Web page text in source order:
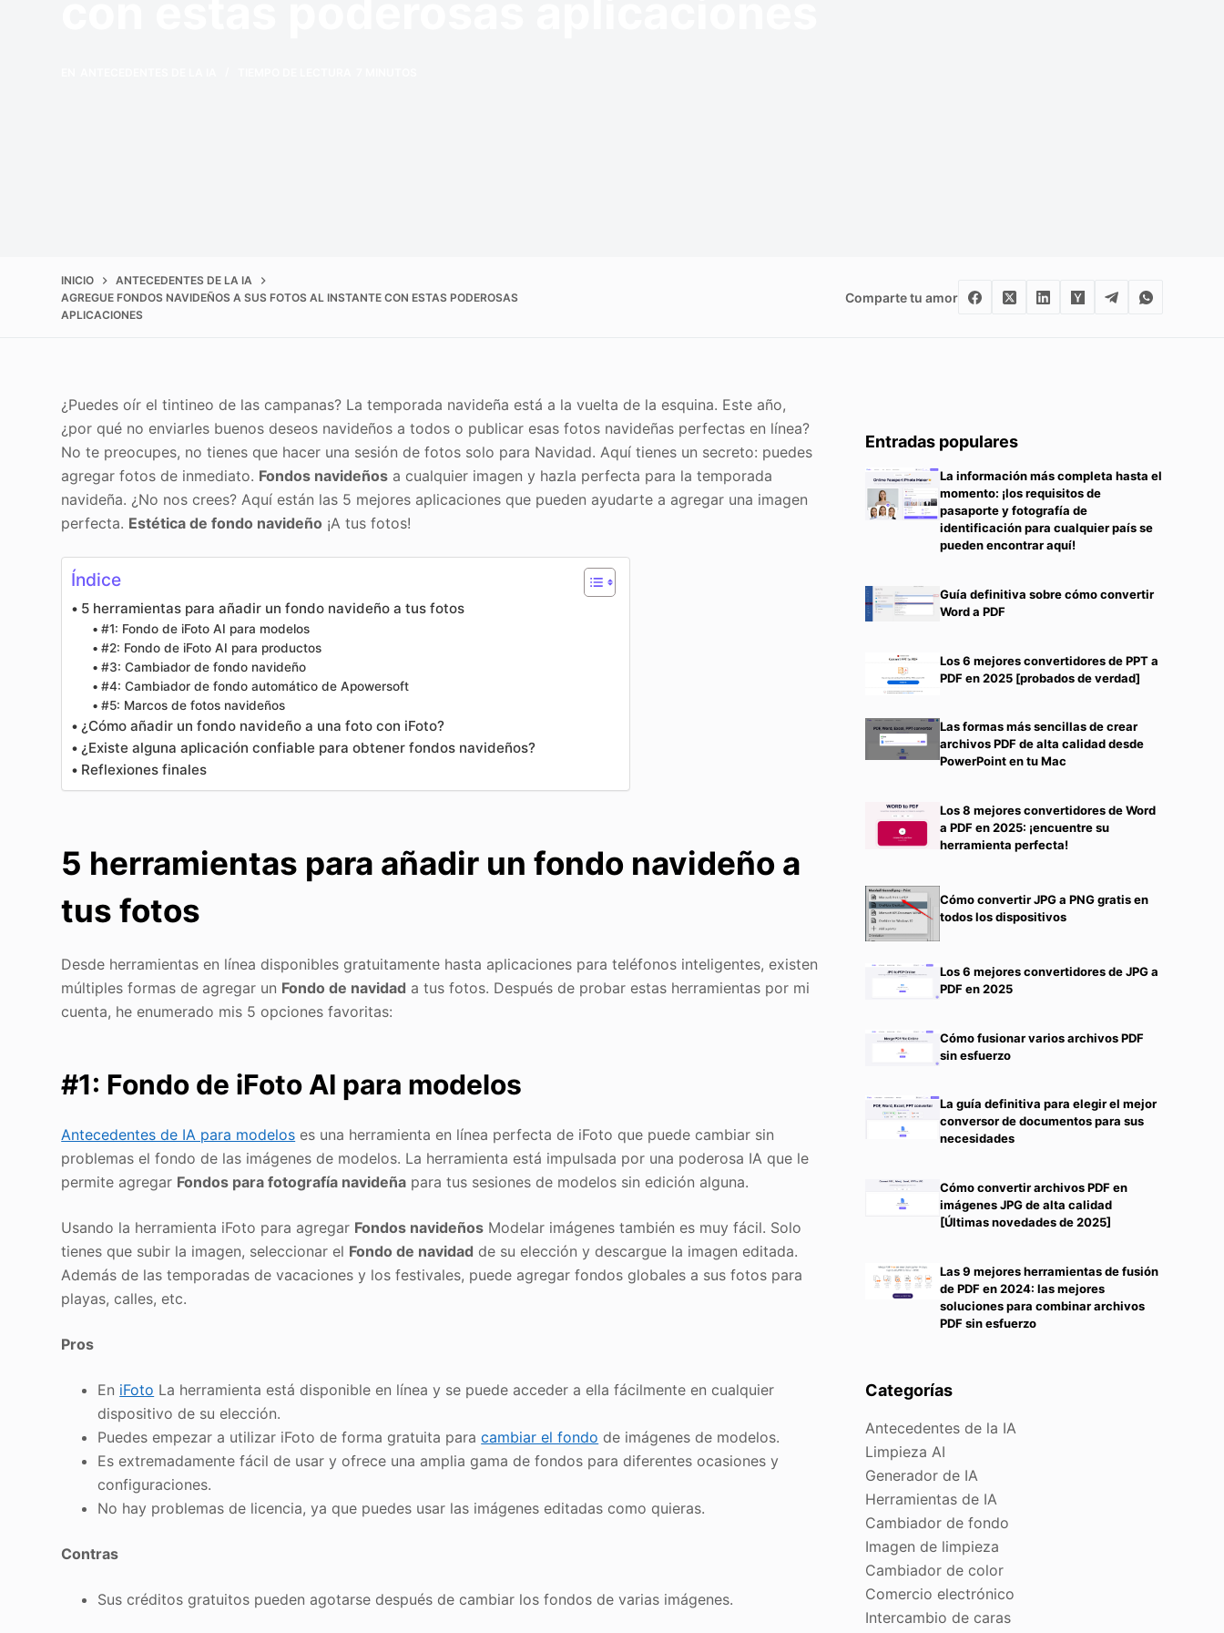
INICIO
ANTECEDENTES DE LA IA
AGREGUE FONDOS NAVIDEÑOS A SUS FOTOS AL INSTANTE CON ESTAS PODEROSAS
APLICACIONES
Comparte tu amor
¿Puedes oír el tintineo de las campanas? La temporada navideña está a la vuelta de la esquina. Este año,
¿por qué no enviarles buenos deseos navideños a todos o publicar esas fotos navideñas perfectas en línea?
No te preocupes, no tienes que hacer una sesión de fotos solo para Navidad. Aquí tienes un secreto: puedes
agregar fotos de inmediato. Fondos navideños a cualquier imagen y hazla perfecta para la temporada
navideña. ¿No nos crees? Aquí están las 5 mejores aplicaciones que pueden ayudarte a agregar una imagen
perfecta. Estética de fondo navideño ¡A tus fotos!
Índice
5 herramientas para añadir un fondo navideño a tus fotos
#1: Fondo de iFoto AI para modelos
#2: Fondo de iFoto AI para productos
#3: Cambiador de fondo navideño
#4: Cambiador de fondo automático de Apowersoft
#5: Marcos de fotos navideños
¿Cómo añadir un fondo navideño a una foto con iFoto?
¿Existe alguna aplicación confiable para obtener fondos navideños?
Reflexiones finales
5 herramientas para añadir un fondo navideño a
tus fotos
Desde herramientas en línea disponibles gratuitamente hasta aplicaciones para teléfonos inteligentes, existen
múltiples formas de agregar un Fondo de navidad a tus fotos. Después de probar estas herramientas por mi
cuenta, he enumerado mis 5 opciones favoritas:
#1: Fondo de iFoto AI para modelos
Antecedentes de IA para modelos es una herramienta en línea perfecta de iFoto que puede cambiar sin
problemas el fondo de las imágenes de modelos. La herramienta está impulsada por una poderosa IA que le
permite agregar Fondos para fotografía navideña para tus sesiones de modelos sin edición alguna.
Usando la herramienta iFoto para agregar Fondos navideños Modelar imágenes también es muy fácil. Solo
tienes que subir la imagen, seleccionar el Fondo de navidad de su elección y descargue la imagen editada.
Además de las temporadas de vacaciones y los festivales, puede agregar fondos globales a sus fotos para
playas, calles, etc.
Pros
En iFoto La herramienta está disponible en línea y se puede acceder a ella fácilmente en cualquier
dispositivo de su elección.
Puedes empezar a utilizar iFoto de forma gratuita paracambiar el fondo de imágenes de modelos.
Es extremadamente fácil de usar y ofrece una amplia gama de fondos para diferentes ocasiones y
configuraciones.
No hay problemas de licencia, ya que puedes usar las imágenes editadas como quieras.
Contras
Sus créditos gratuitos pueden agotarse después de cambiar los fondos de varias imágenes.
Entradas populares
La información más completa hasta el
momento: ¡los requisitos de
pasaporte y fotografía de
identificación para cualquier país se
pueden encontrar aquí!
Guía definitiva sobre cómo convertir
Word a PDF
Los 6 mejores convertidores de PPT a
PDF en 2025 [probados de verdad]
Las formas más sencillas de crear
archivos PDF de alta calidad desde
PowerPoint en tu Mac
Los 8 mejores convertidores de Word
a PDF en 2025: ¡encuentre su
herramienta perfecta!
Cómo convertir JPG a PNG gratis en
todos los dispositivos
Los 6 mejores convertidores de JPG a
PDF en 2025
Cómo fusionar varios archivos PDF
sin esfuerzo
La guía definitiva para elegir el mejor
conversor de documentos para sus
necesidades
Cómo convertir archivos PDF en
imágenes JPG de alta calidad
[Últimas novedades de 2025]
Las 9 mejores herramientas de fusión
de PDF en 2024: las mejores
soluciones para combinar archivos
PDF sin esfuerzo
Categorías
Antecedentes de la IA
Limpieza AI
Generador de IA
Herramientas de IA
Cambiador de fondo
Imagen de limpieza
Cambiador de color
Comercio electrónico
Intercambio de caras